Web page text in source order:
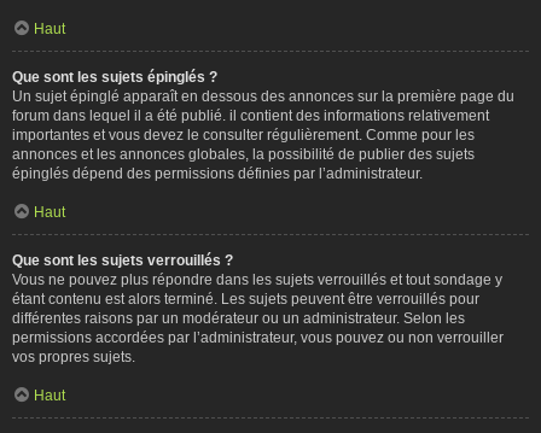
Haut
Que sont les sujets épinglés ?
Un sujet épinglé apparaît en dessous des annonces sur la première page du
forum dans lequel il a été publié. il contient des informations relativement
importantes et vous devez le consulter régulièrement. Comme pour les
annonces et les annonces globales, la possibilité de publier des sujets
épinglés dépend des permissions définies par l’administrateur.
Haut
Que sont les sujets verrouillés ?
Vous ne pouvez plus répondre dans les sujets verrouillés et tout sondage y
étant contenu est alors terminé. Les sujets peuvent être verrouillés pour
différentes raisons par un modérateur ou un administrateur. Selon les
permissions accordées par l’administrateur, vous pouvez ou non verrouiller
vos propres sujets.
Haut